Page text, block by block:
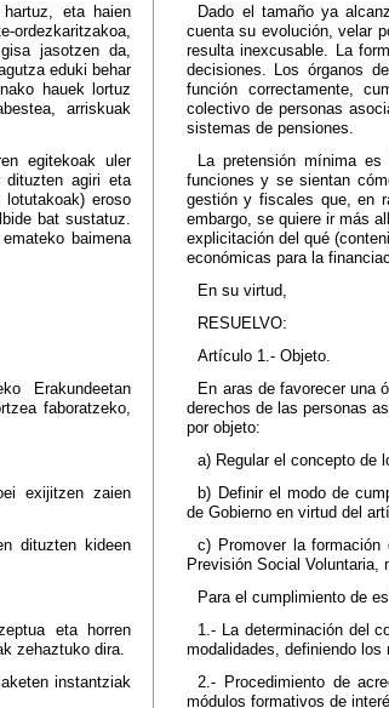
hartuz, eta haien
ordezkaritzakoa,
jasotzen da,
eduki behar
hauek lortuz
arriskuak
Dado el tamaño ya
cuenta su evolución, velar
resulta inexcusable. La
decisiones. Los órganos
función correctamente,
colectivo de personas
sistemas de pensiones.
egitekoak uler
dituzten agiri eta
eroso
bat sustatuz.
baimena
La pretensión mínima
funciones y se sientan
gestión y fiscales que, en
embargo, se quiere ir más
explicitación del qué
económicas para la
En su virtud,
RESUELVO:
Artículo 1.- Objeto.
Erakundeetan
faboratzeko,
En aras de favorecer una
derechos de las personas
por objeto:
a) Regular el concepto de
exijitzen zaien
b) Definir el modo de
de Gobierno en virtud del
dituzten kideen
c) Promover la
Previsión Social Voluntaria,
Para el cumplimiento de
eta horren
zehaztuko dira.
1.- La determinación del
modalidades, definiendo los
instantziak
2.- Procedimiento de
módulos formativos de